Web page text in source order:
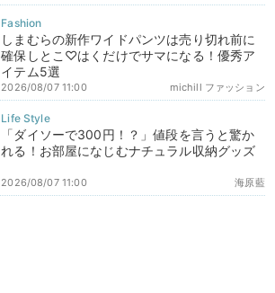
しまむらの新作ワイドパンツは売り切れ前に
確保しとこ♡はくだけでサマになる！優秀ア
イテム5選
michill ファッション
2026/08/07 11:00
「ダイソーで300円！？」値段を言うと驚か
れる！お部屋になじむナチュラル収納グッズ
海原藍
2026/08/07 11:00